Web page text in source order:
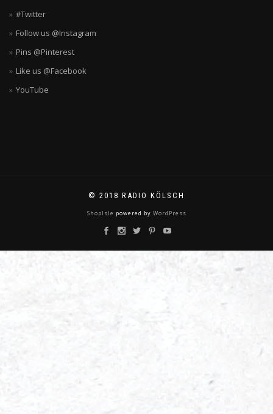
#Twitter
Follow us @Instagram
Pins @Pinterest
Like us @Facebook
YouTube
© 2018 RADIO KÖLSCH
ShopIsle powered by WordPress